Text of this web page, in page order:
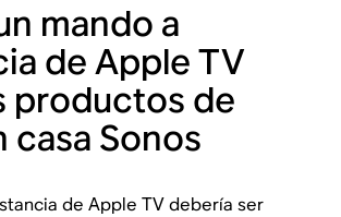
mando a
de Apple TV
productos de
casa Sonos
de Apple TV debería ser